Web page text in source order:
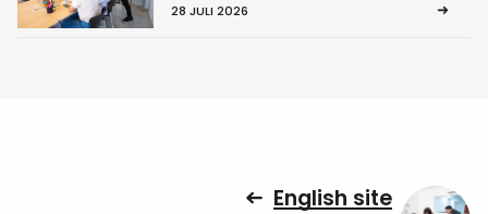
28 JULI 2026
English site